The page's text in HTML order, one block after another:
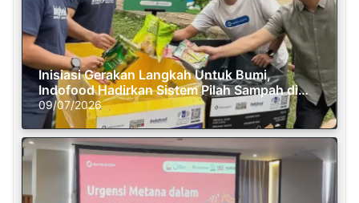
Inisiasi Gerakan Langkah Untuk Bumi,
Indofood Hadirkan Sistem Pilah Sampah di
Semasa Piknik
09/07/2026